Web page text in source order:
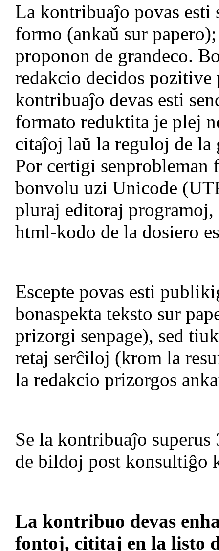
La kontribuaĵo povas esti
formo (ankaŭ sur
proponon de grandeco.
redakcio decidos
kontribuaĵo devas esti
formato reduktita je plej
citaĵoj laŭ la reguloj de
Por certigi
bonvolu uzi Unicode
pluraj editoraj
html-kodo de la dosiero
Escepte povas esti
bonaspekta teksto sur
prizorgi senpage), sed
retaj serĉiloj (krom la
la redakcio prizorgos
Se la kontribuaĵo
de bildoj post konsultiĝo
La kontribuo devas
fontoj, cititaj en la listo